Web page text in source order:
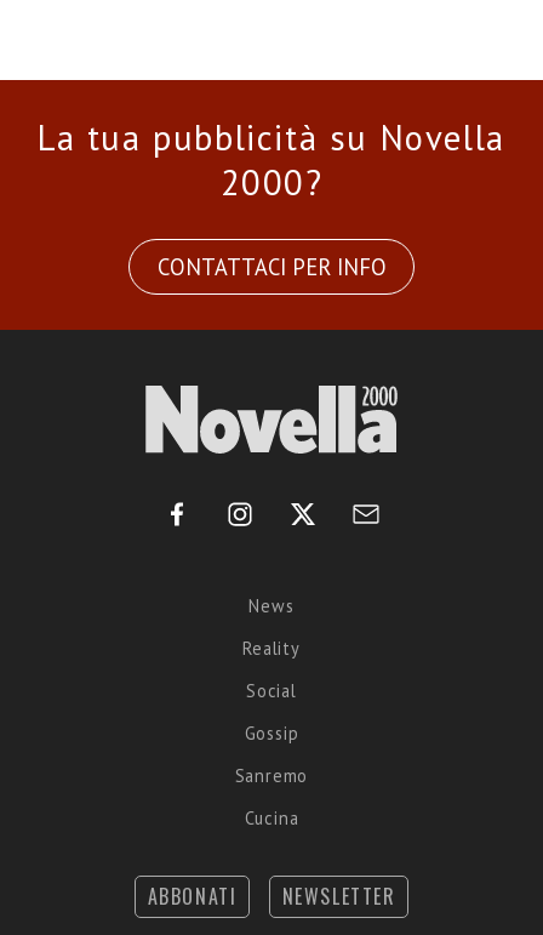
La tua pubblicità su Novella
2000?
CONTATTACI PER INFO
News
Reality
Social
Gossip
Sanremo
Cucina
ABBONATI NEWSLETTER